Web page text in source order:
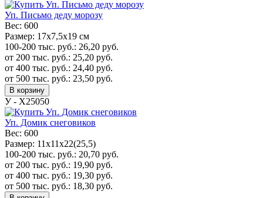
Уп. Письмо деду морозу
Вес: 600
Размер: 17x7,5x19 см
100-200 тыс. руб.: 26,20 руб.
от 200 тыс. руб.: 25,20 руб.
от 400 тыс. руб.: 24,40 руб.
от 500 тыс. руб.: 23,50 руб.
В корзину
У - Х25050
Уп. Домик снеговиков
Вес: 600
Размер: 11х11х22(25,5)
100-200 тыс. руб.: 20,70 руб.
от 200 тыс. руб.: 19,90 руб.
от 400 тыс. руб.: 19,30 руб.
от 500 тыс. руб.: 18,30 руб.